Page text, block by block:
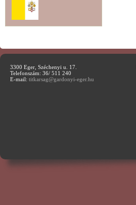
3300 Eger, Széchenyi u. 17.
Telefonszám: 36/ 511 240
E-mail: titkarsag@gardonyi-eger.hu